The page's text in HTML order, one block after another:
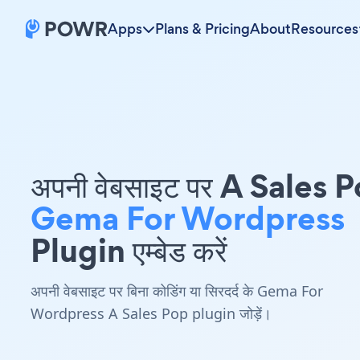
Apps Plans & PricingAboutResources
अपनी वेबसाइट पर A Sales
Gema For Wordpress
Plugin एम्बेड करें
अपनी वेबसाइट पर बिना कोडिंग या सिरदर्द के Gema For
Wordpress A Sales Pop plugin जोड़ें।